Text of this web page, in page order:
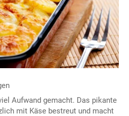
Aufwand gemacht. Das pikante
mit Käse bestreut und macht